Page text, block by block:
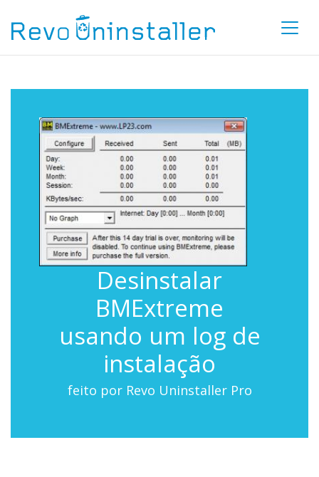
Desinstalar
BMExtreme
usando um log de
instalação
feito por Revo Uninstaller Pro